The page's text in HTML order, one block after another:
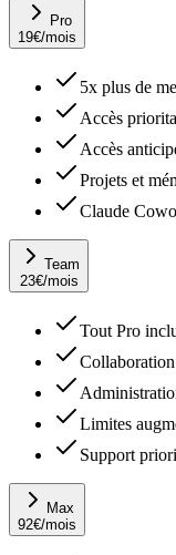
Pro
19€/mois
5x plus de
Accès
Accès
Projets et
Claude
Team
23€/mois
Tout Pro
Limites
Support
Max
92€/mois